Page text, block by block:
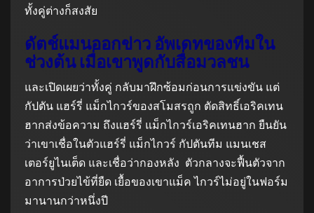
ทั้งคู่ต่างก็สงสัย
ดัตช์แมนออกข่าว อัพเดทของทีมใน
ช่วงต้น เมื่อเขาพูดกับสื่อมวลชน
และเปิดเผยว่าทั้งคู่ กลับมาฝึกซ้อมก่อนการแข่งขัน แต่
กัปตัน แฮร์รี่ แม็กไกวร์ของสโมสรถูก ตัดสิทธิ์เอริคเทน
ฮากส่งข้อความ ถึงแฮร์รี่ แม็กไกวร์เอริคเทนฮาก ยืนยัน
ว่าเขาเชื่อในตัวแฮร์รี่ แม็กไกวร์ กัปตันทีม แมนเชส
เตอร์ยูไนเต็ด และเชื่อว่ากองหลัง ตัวกลางจะฟื้นตัวจาก
อาการป่วยไข้ที่ยืด เยื้อของเขาแม็ค ไกวร์ไม่อยู่ในฟอร์ม
มานานกว่าหนึ่งปี